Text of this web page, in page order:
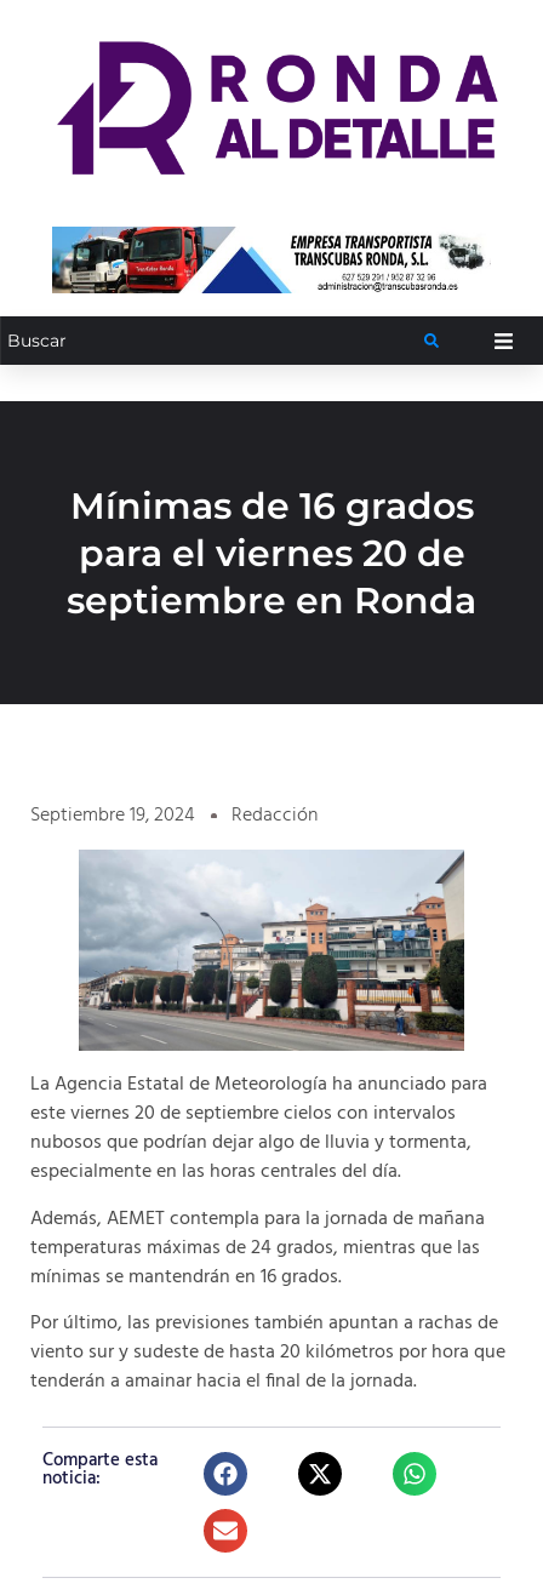
Mínimas de 16 grados
para el viernes 20 de
septiembre en Ronda
Septiembre 19, 2024 Redacción
La Agencia Estatal de Meteorología ha anunciado para
este viernes 20 de septiembre cielos con intervalos
nubosos que podrían dejar algo de lluvia y tormenta,
especialmente en las horas centrales del día.
Además, AEMET contempla para la jornada de mañana
temperaturas máximas de 24 grados, mientras que las
mínimas se mantendrán en 16 grados.
Por último, las previsiones también apuntan a rachas de
viento sur y sudeste de hasta 20 kilómetros por hora que
tenderán a amainar hacia el final de la jornada.
Comparte esta
noticia: